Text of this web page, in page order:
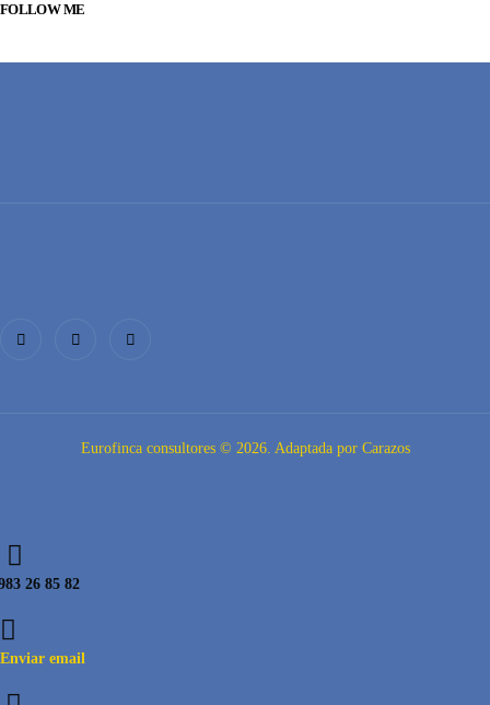
FOLLOW ME
Eurofinca consultores © 2026. Adaptada por Carazos
26 85 82
Enviar email